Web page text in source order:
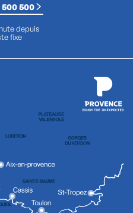
500
depuis
fixe